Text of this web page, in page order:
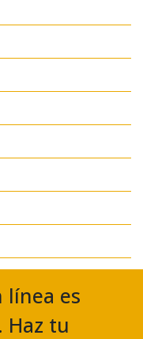
línea es
Haz tu